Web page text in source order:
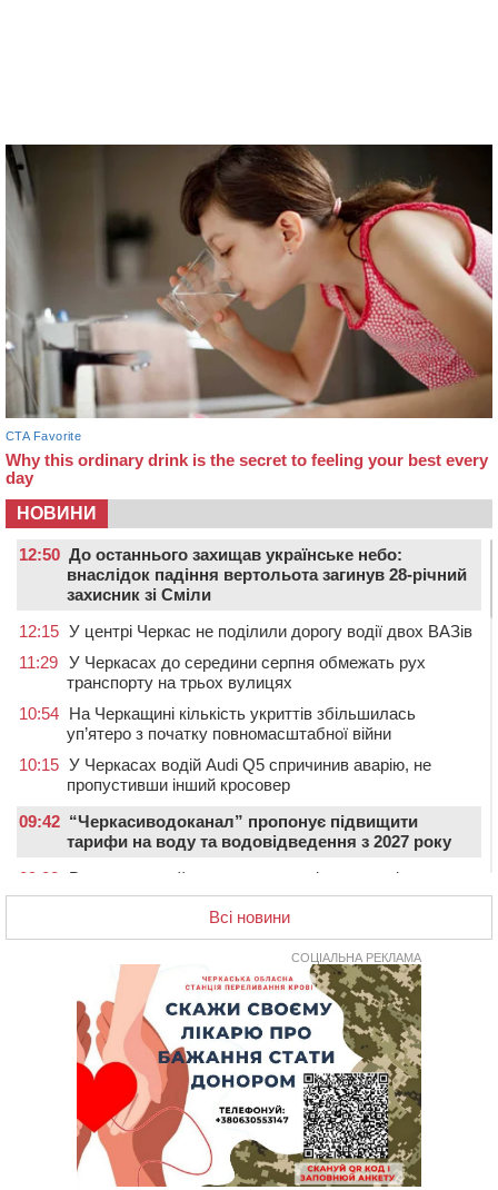
НОВИНИ
12:50 До останнього захищав українське небо:
внаслідок падіння вертольота загинув 28-річний
захисник зі Сміли
12:15 У центрі Черкас не поділили дорогу водії двох ВАЗів
11:29 У Черкасах до середини серпня обмежать рух
транспорту на трьох вулицях
10:54 На Черкащині кількість укриттів збільшилась
уп’ятеро з початку повномасштабної війни
10:15 У Черкасах водій Audi Q5 спричинив аварію, не
пропустивши інший кросовер
09:42 “Черкасиводоканал” пропонує підвищити
тарифи на воду та водовідведення з 2027 року
09:08
Встановити гойдалки, карусель і закупити іграшки: у
Черкасах просять покращити умови в дитсадку
08:22 “На щиті” у Чорнобаївську громаду повертається
полеглий біля Кліщіївки воїн
Понад 968 мільйонів гривень земельного податку
сплатили на Черкащині
06 СЕРПНЯ 2026, ЧЕТВЕР
Вісім медалей, з яких чотири золоті: черкаські
спортсмени тріумфували на чемпіонаті України
На Черкащині спека протримається ще день
Педагогів Черкас запрошують на зустріч із
переможцем Global Teacher Prize Ukraine 2023
Всі новини
СОЦІАЛЬНА РЕКЛАМА